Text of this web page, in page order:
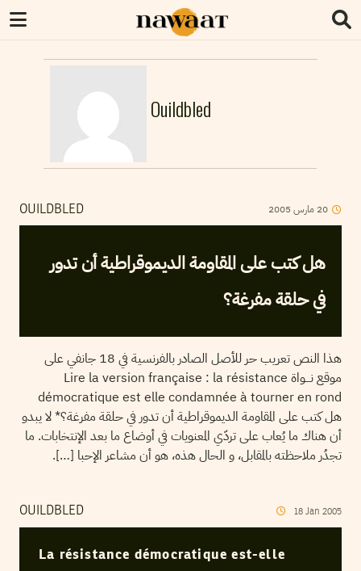
Ouildbled
OUILDBLED 20 مارس 2005
هل كتب على المقاومة الديموقراطية أن تدور
في حلقة مفرغة؟
هذا النص تعريب حر للأصل الصادر بالفرنسية في 18 جانفي على
موقع نـــواة Lire la version française : la résistance
démocratique est elle condamnée à tourner en rond
هل كتب على المقاومة الديموقراطية أن تدور في حلقة مفرغة؟* لا يبدو
أن هناك ما يُعاب على تردّي المعنويات في أوضاع ما بعد الإنتخابات. ما
تجدُر ملاحظته بالمقابل، و الحال هذه، هو أن مشاعر الإحبا […].
OUILDBLED 18 Jan 2005
La résistance démocratique est-elle